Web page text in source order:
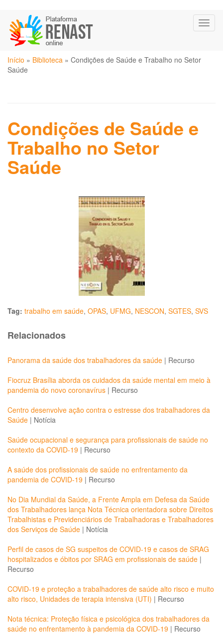
para
conteúdo
principal
Você
está
Início » Biblioteca » Condições de Saúde e Trabalho no Setor
Saúde
Condições de Saúde e
Trabalho no Setor
Saúde
Tag: trabalho em saúde, OPAS, UFMG, NESCON, SGTES, SVS
Relacionados
Panorama da saúde dos trabalhadores da saúde | Recurso
Fiocruz Brasília aborda os cuidados da saúde mental em meio à
pandemia do novo coronavírus | Recurso
Centro desenvolve ação contra o estresse dos trabalhadores da
Saúde | Notícia
Saúde ocupacional e segurança para profissionais de saúde no
contexto da COVID-19 | Recurso
A saúde dos profissionais de saúde no enfrentamento da
pandemia de COVID-19 | Recurso
No Dia Mundial da Saúde, a Frente Ampla em Defesa da Saúde
dos Trabalhadores lança Nota Técnica orientadora sobre Direitos
Trabalhistas e Previdenciários de Trabalhadoras e Trabalhadores
dos Serviços de Saúde | Notícia
Perfil de casos de SG suspeitos de COVID-19 e casos de SRAG
hospitalizados e óbitos por SRAG em profissionais de saúde |
Recurso
COVID-19 e proteção a trabalhadores de saúde alto risco e muito
alto risco, Unidades de terapia intensiva (UTI) | Recurso
Nota técnica: Proteção física e psicológica dos trabalhadores da
saúde no enfrentamento à pandemia da COVID-19 | Recurso